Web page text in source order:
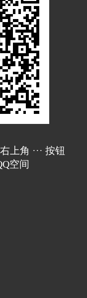
上角 ··· 按钮
空间